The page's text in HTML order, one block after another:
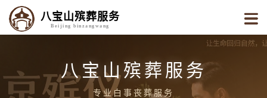
八宝山殡葬服务
Beijing binzangwang
八宝山殡葬服务
专业白事丧葬服务